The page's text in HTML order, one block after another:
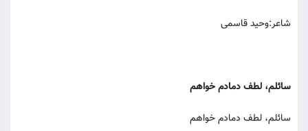
شاعر:وحید قاسمی
سائلم، لطف دمادم خواهم
سائلم، لطف دمادم خواهم